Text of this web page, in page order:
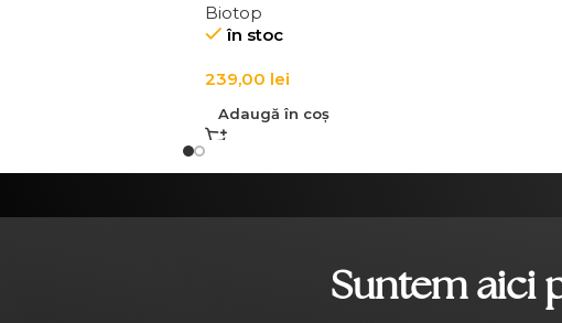
Biotop
în stoc
239,00 lei
Adaugă în coș
Suntem aici